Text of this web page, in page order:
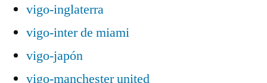
vigo-inglaterra
vigo-inter de miami
vigo-japón
vigo-manchester united